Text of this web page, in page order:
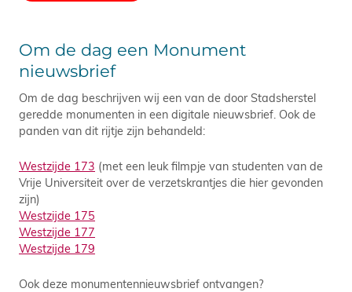
Om de dag een Monument
nieuwsbrief
Om de dag beschrijven wij een van de door Stadsherstel
geredde monumenten in een digitale nieuwsbrief. Ook de
panden van dit rijtje zijn behandeld:
Westzijde 173 (met een leuk filmpje van studenten van de
Vrije Universiteit over de verzetskrantjes die hier gevonden
zijn)
Westzijde 175
Westzijde 177
Westzijde 179
Ook deze monumentennieuwsbrief ontvangen?